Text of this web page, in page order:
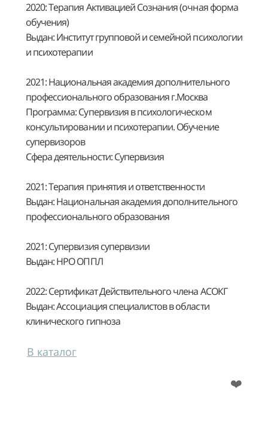
2020: Терапия Активацией Сознания (очная форма
обучения)
Выдан: Институт групповой и семейной психологии
и психотерапии
2021: Национальная академия дополнительного
профессионального образования г.Москва
Программа: Супервизия в психологическом
консультировании и психотерапии. Обучение
супервизоров
Сфера деятельности: Супервизия
2021: Терапия принятия и ответственности
Выдан: Национальная академия дополнительного
профессионального образования
2021: Супервизия супервизии
Выдан: НРО ОППЛ
2022: Сертификат Действительного члена АСОКГ
Выдан: Ассоциация специалистов в области
клинического гипноза
В каталог
❤️